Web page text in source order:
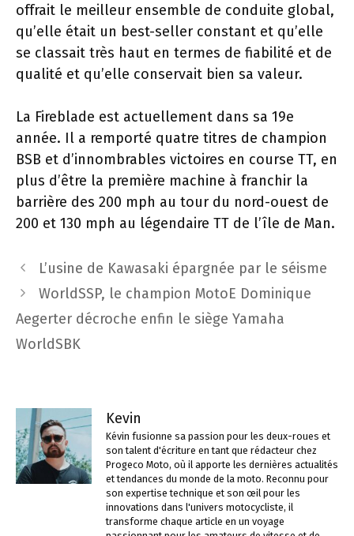
offrait le meilleur ensemble de conduite global,
qu’elle était un best-seller constant et qu’elle
se classait très haut en termes de fiabilité et de
qualité et qu’elle conservait bien sa valeur.
La Fireblade est actuellement dans sa 19e
année. Il a remporté quatre titres de champion
BSB et d’innombrables victoires en course TT, en
plus d’être la première machine à franchir la
barrière des 200 mph au tour du nord-ouest de
200 et 130 mph au légendaire TT de l’île de Man.
Navigation
des
L’usine de Kawasaki épargnée par le séisme
WorldSSP, le champion MotoE Dominique
Aegerter décroche enfin le siège Yamaha
WorldSBK
Kevin
Kévin fusionne sa passion pour les deux-roues et
son talent d'écriture en tant que rédacteur chez
Progeco Moto, où il apporte les dernières actualités
et tendances du monde de la moto. Reconnu pour
son expertise technique et son œil pour les
innovations dans l'univers motocycliste, il
transforme chaque article en un voyage